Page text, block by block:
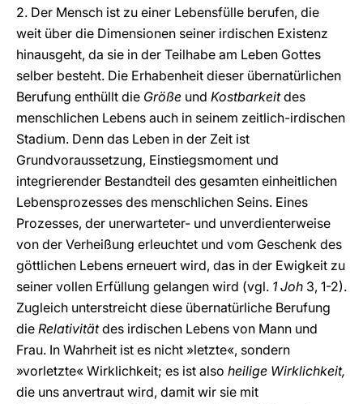
2. Der Mensch ist zu einer Lebensfülle berufen, die
weit über die Dimensionen seiner irdischen Existenz
hinausgeht, da sie in der Teilhabe am Leben Gottes
selber besteht. Die Erhabenheit dieser übernatürlichen
Berufung enthüllt die Größe und Kostbarkeitdes
menschlichen Lebens auch in seinem zeitlich-irdischen
Stadium. Denn das Leben in der Zeit ist
Grundvoraussetzung, Einstiegsmoment und
integrierender Bestandteil des gesamten einheitlichen
Lebensprozesses des menschlichen Seins. Eines
Prozesses, der unerwarteter- und unverdienterweise
von der Verheißung erleuchtet und vom Geschenk des
göttlichen Lebens erneuert wird, das in der Ewigkeit zu
seiner vollen Erfüllung gelangen wird (vgl. 1 Joh 3, 1-2).
Zugleich unterstreicht diese übernatürliche Berufung
die Relativitätdes irdischen Lebens von Mann und
Frau. In Wahrheit ist es nicht »letzte«, sondern
»vorletzte« Wirklichkeit; es ist also heilige Wirklichkeit,
die uns anvertraut wird, damit wir sie mit